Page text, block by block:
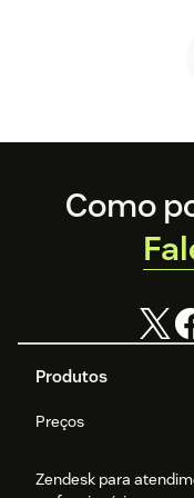
Footer
Produtos
Preços
Zendesk para
Como